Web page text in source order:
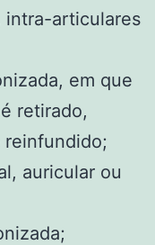
intra-articulares
em que
retirado,
reinfundido;
auricular ou